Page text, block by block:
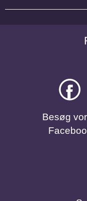
Besøg